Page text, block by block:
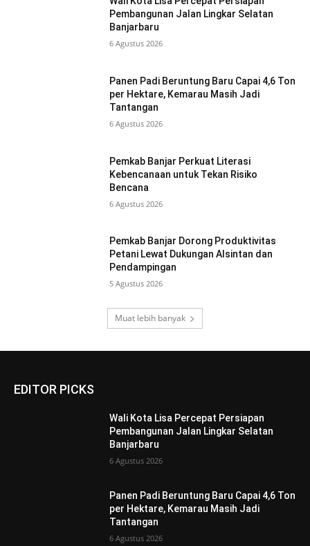
Pembangunan Jalan Lingkar Selatan
Banjarbaru
6 Agustus 2026
Panen Padi Beruntung Baru Capai 4,6 Ton
per Hektare, Kemarau Masih Jadi
Tantangan
6 Agustus 2026
Pemkab Banjar Perkuat Literasi
Kebencanaan untuk Tekan Risiko
Bencana
6 Agustus 2026
Pemkab Banjar Dorong Produktivitas
Petani Lewat Dukungan Alsintan dan
Pendampingan
5 Agustus 2026
Muat lebih banyak
EDITOR PICKS
Wali Kota Lisa Percepat Persiapan
Pembangunan Jalan Lingkar Selatan
Banjarbaru
6 Agustus 2026
Panen Padi Beruntung Baru Capai 4,6 Ton
per Hektare, Kemarau Masih Jadi
Tantangan
6 Agustus 2026